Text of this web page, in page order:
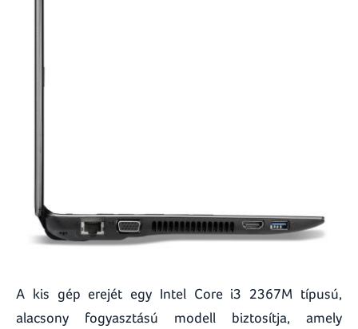
A kis gép erejét egy Intel Core i3 2367M típusú,
alacsony fogyasztású modell biztosítja, amely